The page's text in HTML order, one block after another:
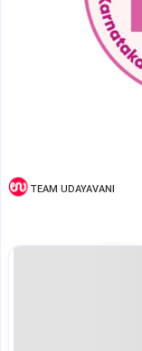
TEAM UDAYAVANI